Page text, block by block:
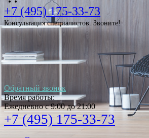
+7 (495) 175-33-73
Консультация специалистов. Звоните!
Обратный звонок
Время работы:
Ежедневно с 9:00 до 21:00
+7 (495) 175-33-73